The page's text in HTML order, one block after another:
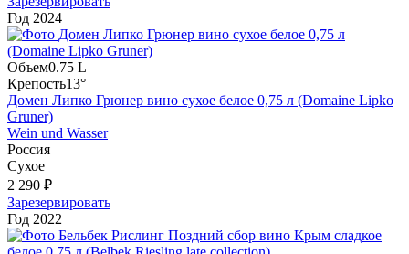
Год 2024
Объем0.75 L
Крепость13°
Домен Липко Грюнер вино сухое белое 0,75 л (Domaine Lipko
Gruner)
Wein und Wasser
Россия
Сухое
2 290 ₽
Зарезервировать
Год 2022